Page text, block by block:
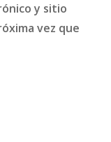
y sitio
vez que